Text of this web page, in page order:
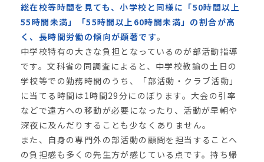
総在校等時間を見ても、小学校と同様に「50時間以上
55時間未満」「55時間以上60時間未満」の割合が高
く、長時間労働の傾向が顕著です。
中学校特有の大きな負担となっているのが部活動指導
です。文科省の同調査によると、中学校教諭の土日の
学校等での勤務時間のうち、「部活動・クラブ活動」
に当てる時間は1時間29分にのぼります。大会の引率
などで遠方への移動が必要になったり、活動が早朝や
深夜に及んだりすることも少なくありません。
また、自身の専門外の部活動の顧問を担当することへ
の負担感も多くの先生方が感じている点です。持ち帰